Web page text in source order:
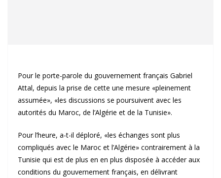
Pour le porte-parole du gouvernement français Gabriel
Attal, depuis la prise de cette une mesure «pleinement
assumée», «les discussions se poursuivent avec les
autorités du Maroc, de l’Algérie et de la Tunisie».
Pour l’heure, a-t-il déploré, «les échanges sont plus
compliqués avec le Maroc et l’Algérie» contrairement à la
Tunisie qui est de plus en en plus disposée à accéder aux
conditions du gouvernement français, en délivrant